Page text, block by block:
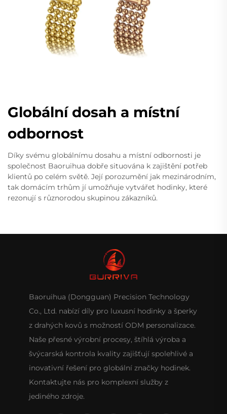
Globální dosah a místní
odbornost
Díky svému globálnímu dosahu a místní odbornosti je
společnost Baoruihua dobře situována k zajištění potřeb
klientů po celém světě. Její porozumění jak mezinárodním,
tak domácím trhům jí umožňuje vytvářet hodinky, které
rezonují s různorodou skupinou zákazníků.
Baoruihua (Dongguan) Precision Technology
Co., Ltd. nabízí díly pro luxusní hodinky a šperky
z drahých kovů s možností ODM personalizace.
Naše přesné výrobní procesy, štíhlá výroba a
švýcarská kontrola kvality zajišťují spolehlivé a
inovativní řešení pro globální značky hodinek.
Kontaktujte nás pro komplexní služby z
jediného zdroje.